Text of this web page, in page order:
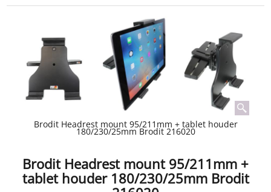
Brodit Headrest mount 95/211mm + tablet houder
180/230/25mm Brodit 216020
Brodit Headrest mount 95/211mm +
tablet houder 180/230/25mm Brodit